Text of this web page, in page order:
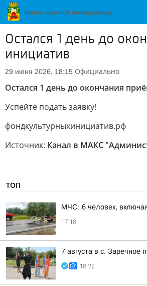
Осталcя 1 день до
инициатив
29 июня 2026, 18:15 Официально
Осталcя 1 день до окончания
Успейте подать заявку!
фондкультурныхинициатив.рф
Источник: Канал в МАКС
ТОП
МЧС: 6 человек,
17:18
7 августа в с.
18:22